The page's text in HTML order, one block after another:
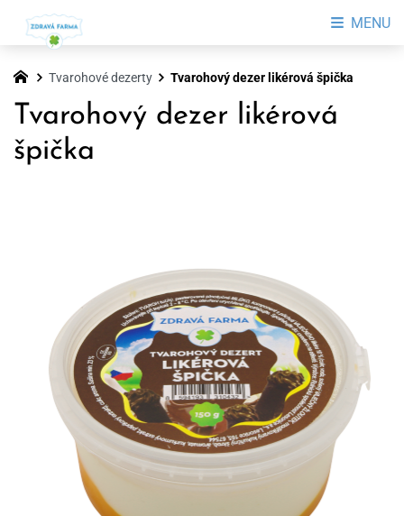
Tvarohové dezerty Tvarohový dezer likérová špička
Tvarohový dezer likérová
špička
MENU